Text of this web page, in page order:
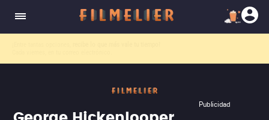
Publicidad